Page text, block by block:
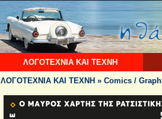
ΛΟΓΟΤΕΧΝΙΑ ΚΑΙ ΤΕΧΝΗ
ΛΟΓΟΤΕΧΝΙΑ ΚΑΙ ΤΕΧΝΗ » Comics /